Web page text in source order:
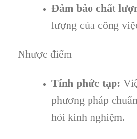
Đảm bảo chất
lượng của công
Nhược điểm
Tính phức tạp:
phương pháp
hỏi kinh nghiệm.